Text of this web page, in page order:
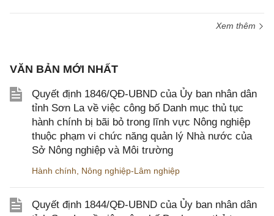
Xem thêm
VĂN BẢN MỚI NHẤT
Quyết định 1846/QĐ-UBND của Ủy ban nhân dân
tỉnh Sơn La về việc công bố Danh mục thủ tục
hành chính bị bãi bỏ trong lĩnh vực Nông nghiệp
thuộc phạm vi chức năng quản lý Nhà nước của
Sở Nông nghiệp và Môi trường
Hành chính Nông nghiệp-Lâm nghiệp
Quyết định 1844/QĐ-UBND của Ủy ban nhân dân